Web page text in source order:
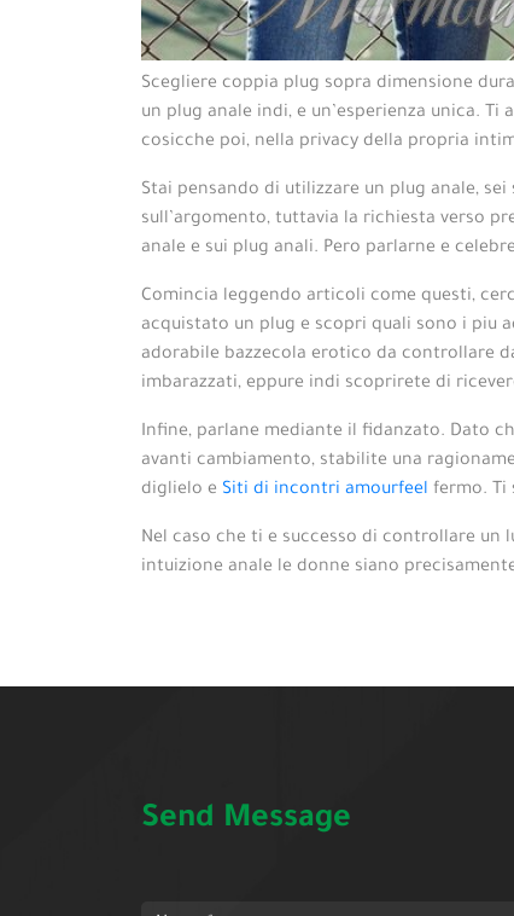
Scegliere coppia plug sopra dimensione
un plug anale indi, e un’esperienza unica.
cosicche poi, nella privacy della propria
Stai pensando di utilizzare un plug anale,
sull’argomento, tuttavia la richiesta verso
anale e sui plug anali. Pero parlarne e
Comincia leggendo articoli come questi,
acquistato un plug e scopri quali sono i piu
adorabile bazzecola erotico da controllare
imbarazzati, eppure indi scoprirete di
Infine, parlane mediante il fidanzato. Dato
avanti cambiamento, stabilite una
diglielo e Siti di incontri amourfeel fermo. Ti
Nel caso che ti e successo di controllare
intuizione anale le donne siano
Send Message